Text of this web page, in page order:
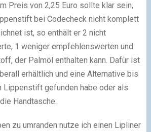
Preis von 2,25 Euro sollte klar sein,
bei Codecheck nicht komplett
ist, so enthält er 2 nicht
1 weniger empfehlenswerten und
der Palmöl enthalten kann. Dafür ist
erhältlich und eine Alternative bis
Lippenstift gefunden habe oder als
Handtasche.
zu umranden nutze ich einen Lipliner